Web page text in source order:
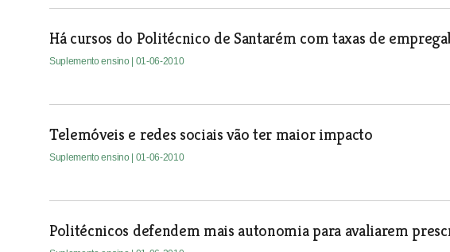
Há cursos do Politécnico de Santarém com taxas de
Suplemento ensino | 01-06-2010
Telemóveis e redes sociais vão ter maior impacto
Suplemento ensino | 01-06-2010
Politécnicos defendem mais autonomia para avaliarem